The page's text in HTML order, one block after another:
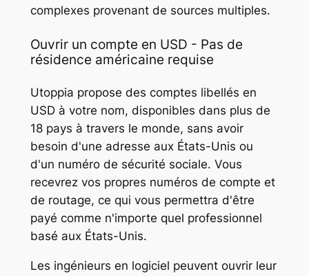
complexes provenant de sources multiples.
Ouvrir un compte en USD - Pas de
résidence américaine requise
Utoppia propose des comptes libellés en
USD à votre nom, disponibles dans plus de
18 pays à travers le monde, sans avoir
besoin d'une adresse aux États-Unis ou
d'un numéro de sécurité sociale. Vous
recevrez vos propres numéros de compte et
de routage, ce qui vous permettra d'être
payé comme n'importe quel professionnel
basé aux États-Unis.
Les ingénieurs en logiciel peuvent ouvrir leur